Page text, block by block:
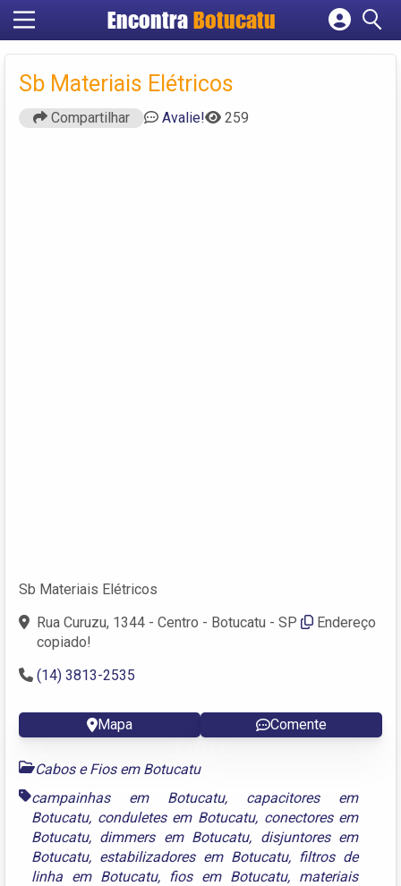
EncontraBotucatu
Cadastrar empresa
Criar conta
Sb Materiais Elétricos
Compartilhar Avalie! 259
Sb Materiais Elétricos
Rua Curuzu, 1344 - Centro - Botucatu - SP
Endereço
copiado!
(14) 3813-2535
Mapa Comente
Cabos e Fios em Botucatu
campainhas em Botucatu, capacitores em
Botucatu, conduletes em Botucatu, conectores em
Botucatu, dimmers em Botucatu, disjuntores em
Botucatu, estabilizadores em Botucatu, filtros de
linha em Botucatu, fios em Botucatu, materiais